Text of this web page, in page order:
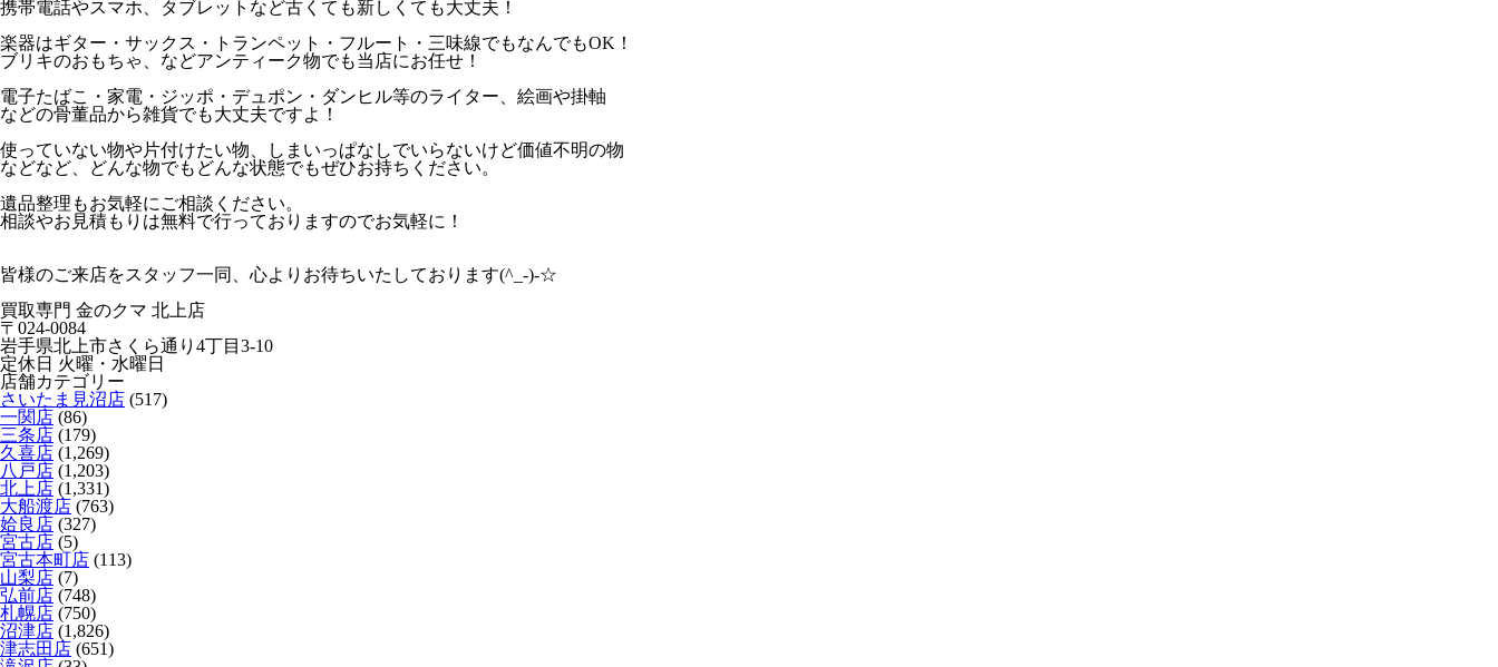
携帯電話やスマホ、タブレットなど古くても新しくても大丈夫！
楽器はギター・サックス・トランペット・フルート・三味線でもなんでもOK！
ブリキのおもちゃ、などアンティーク物でも当店にお任せ！
電子たばこ・家電・ジッポ・デュポン・ダンヒル等のライター、絵画や掛軸
などの骨董品から雑貨でも大丈夫ですよ！
使っていない物や片付けたい物、しまいっぱなしでいらないけど価値不明の物
などなど、どんな物でもどんな状態でもぜひお持ちください。
遺品整理もお気軽にご相談ください。
相談やお見積もりは無料で行っておりますのでお気軽に！
皆様のご来店をスタッフ一同、心よりお待ちいたしております(^_-)-☆
買取専門 金のクマ 北上店
〒024-0084
岩手県北上市さくら通り4丁目3-10
定休日 火曜・水曜日
店舗カテゴリー
さいたま見沼店 (517)
一関店 (86)
三条店 (179)
久喜店 (1,269)
八戸店 (1,203)
北上店 (1,331)
大船渡店 (763)
姶良店 (327)
宮古店 (5)
宮古本町店 (113)
山梨店 (7)
弘前店 (748)
札幌店 (750)
沼津店 (1,826)
津志田店 (651)